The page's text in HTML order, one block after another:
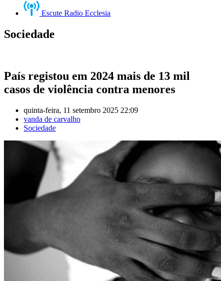
Escute Radio Ecclesia
Sociedade
País registou em 2024 mais de 13 mil
casos de violência contra menores
quinta-feira, 11 setembro 2025 22:09
vanda de carvalho
Sociedade